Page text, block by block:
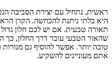
ראשית, נתחיל עם יצירת הסביבה
היא בלתי ניתנת להכחשה. הקרן
תאורה טבעית. אם יש לכם חלון
שהאור הטבעי עובר דרך החלון,
טובה יותר. אפשר להוסיף גם מנורות
אתם מעוניינים להשקיע.